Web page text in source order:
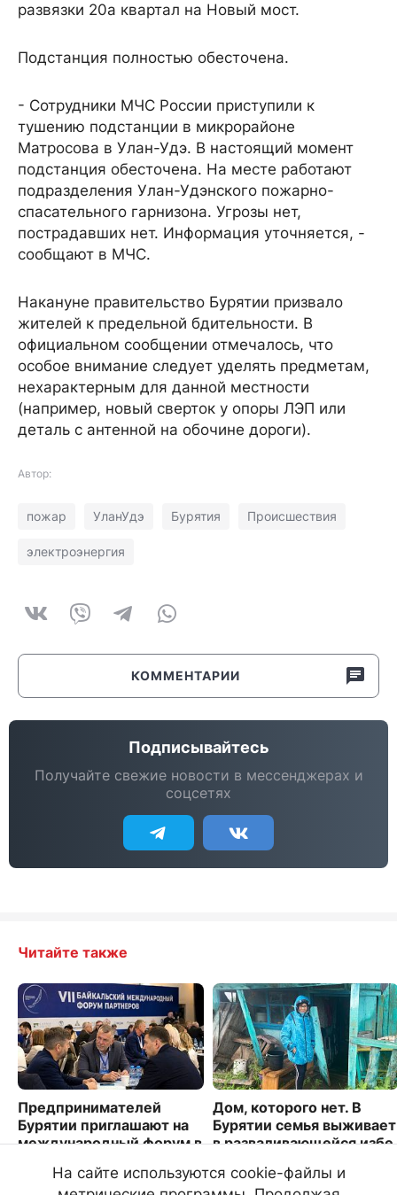
развязки 20а квартал на Новый мост.
Подстанция полностью обесточена.
- Сотрудники МЧС России приступили к
тушению подстанции в микрорайоне
Матросова в Улан-Удэ. В настоящий момент
подстанция обесточена. На месте работают
подразделения Улан-Удэнского пожарно-
спасательного гарнизона. Угрозы нет,
пострадавших нет. Информация уточняется, -
сообщают в МЧС.
Накануне правительство Бурятии призвало
жителей к предельной бдительности. В
официальном сообщении отмечалось, что
особое внимание следует уделять предметам,
нехарактерным для данной местности
(например, новый сверток у опоры ЛЭП или
деталь с антенной на обочине дороги).
Автор:
пожар УланУдэ Бурятия Происшествия
электроэнергия
КОММЕНТАРИИ
Подписывайтесь
Получайте свежие новости в мессенджерах и
соцсетях
Читайте также
Предпринимателей
Бурятии приглашают на
международный форум в
Дом, которого нет. В
Бурятии семья выживает
в разваливающейся избе
5305
На сайте используются cookie-файлы и